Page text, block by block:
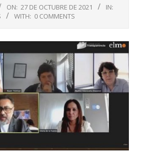
ON: 27 DE OCTUBRE DE 2021
IN:
WITH: 0 COMMENTS